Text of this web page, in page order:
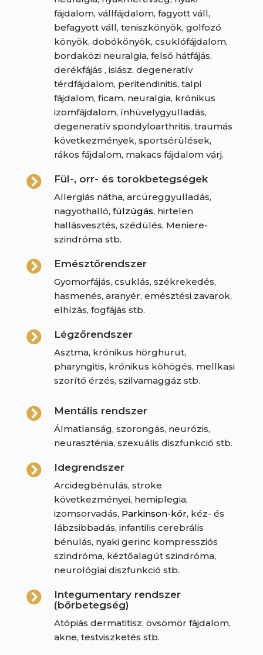
fájdalom, vállfájdalom, fagyott váll,
befagyott váll, teniszkönyök, golfozó
könyök, dobókönyök, csuklófájdalom,
bordaközi neuralgia, felső hátfájás,
derékfájás , isiász, degeneratív
térdfájdalom, peritendinitis, talpi
fájdalom, ficam, neuralgia, krónikus
izomfájdalom, ínhüvelygyulladás,
degeneratív spondyloarthritis, traumás
következmények, sportsérülések,
rákos fájdalom, makacs fájdalom várj.
 Fül-, orr- és torokbetegségek
Allergiás nátha, arcüreggyulladás,
nagyothalló, fülzúgás, hirtelen
hallásvesztés, szédülés, Meniere-
szindróma stb.
 Emésztőrendszer
Gyomorfájás, csuklás, székrekedés,
hasmenés, aranyér, emésztési zavarok,
elhízás, fogfájás stb.
 Légzőrendszer
Asztma, krónikus hörghurut,
pharyngitis, krónikus köhögés, mellkasi
szorító érzés, szilvamaggáz stb.
 Mentális rendszer
Álmatlanság, szorongás, neurózis,
neuraszténia, szexuális diszfunkció stb.
 Idegrendszer
Arcidegbénulás, stroke
következményei, hemiplegia,
izomsorvadás, Parkinson-kór, kéz- és
lábzsibbadás, infantilis cerebrális
bénulás, nyaki gerinc kompressziós
szindróma, kéztőalagút szindróma,
neurológiai diszfunkció stb.

Integumentary rendszer
(bőrbetegség)
Atópiás dermatitisz, övsömör fájdalom,
akne, testviszketés stb.